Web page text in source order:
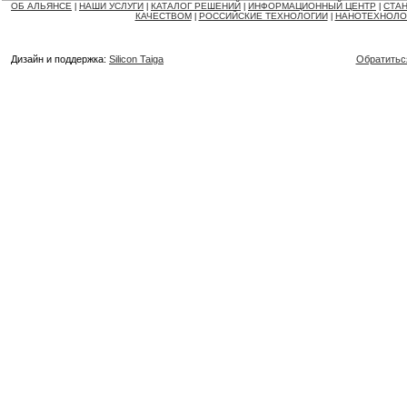
ОБ АЛЬЯНСЕ НАШИ УСЛУГИ КАТАЛОГ РЕШЕНИЙ ИНФОРМАЦИОННЫЙ ЦЕНТР
КАЧЕСТВОМ
РОССИЙСКИЕ ТЕХНОЛОГИИ
Дизайн и поддержка: Silicon Taiga